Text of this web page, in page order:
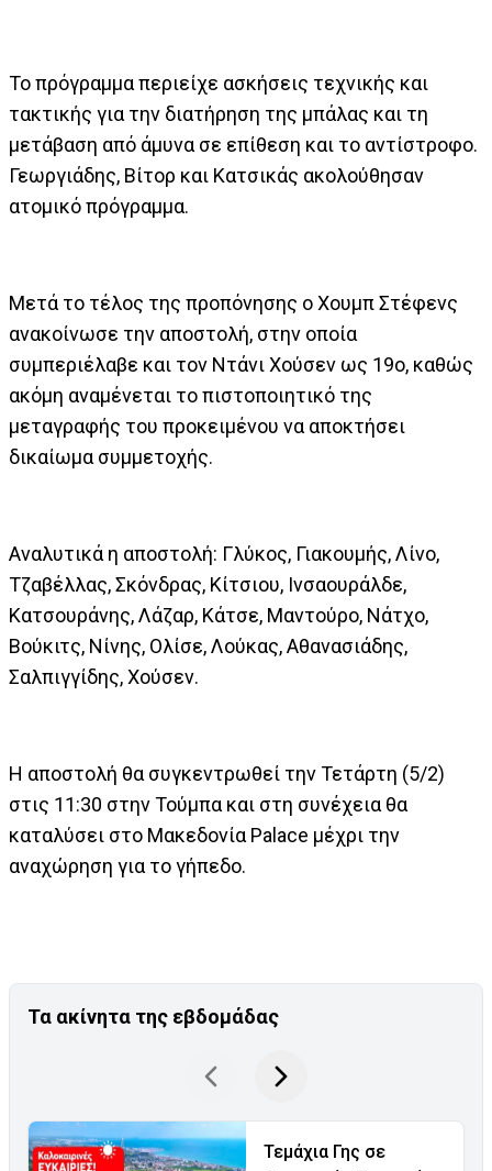
Το πρόγραμμα περιείχε ασκήσεις τεχνικής και
τακτικής για την διατήρηση της μπάλας και τη
μετάβαση από άμυνα σε επίθεση και το αντίστροφο.
Γεωργιάδης, Βίτορ και Κατσικάς ακολούθησαν
ατομικό πρόγραμμα.
Μετά το τέλος της προπόνησης ο Χουμπ Στέφενς
ανακοίνωσε την αποστολή, στην οποία
συμπεριέλαβε και τον Ντάνι Χούσεν ως 19ο, καθώς
ακόμη αναμένεται το πιστοποιητικό της
μεταγραφής του προκειμένου να αποκτήσει
δικαίωμα συμμετοχής.
Αναλυτικά η αποστολή: Γλύκος, Γιακουμής, Λίνο,
Τζαβέλλας, Σκόνδρας, Κίτσιου, Ινσαουράλδε,
Κατσουράνης, Λάζαρ, Κάτσε, Μαντούρο, Νάτχο,
Βούκιτς, Νίνης, Ολίσε, Λούκας, Αθανασιάδης,
Σαλπιγγίδης, Χούσεν.
Η αποστολή θα συγκεντρωθεί την Τετάρτη (5/2)
στις 11:30 στην Τούμπα και στη συνέχεια θα
καταλύσει στο Μακεδονία Palace μέχρι την
αναχώρηση για το γήπεδο.
Τα ακίνητα της εβδομάδας
Τεμάχια Γης σε